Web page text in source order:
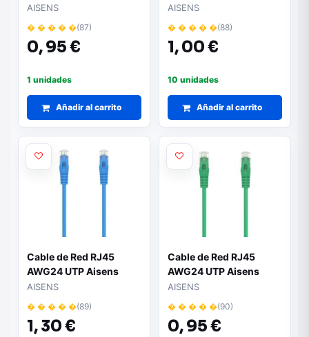
A145-0571 Cat.6A/
LSZH/ 30cm/ Azul
AISENS
� � � � �(87)
0,95 €
1 unidades
Añadir al carrito
A145-0572 Cat.6A/
LSZH/ 50cm/ Azul
AISENS
� � � � �(88)
1,00 €
10 unidades
Añadir al carrito
Cable de Red RJ45
AWG24 UTP Aisens
A145-0573 Cat.6A/
LSZH/ 1m/ Azul
AISENS
� � � � �(89)
1,30 €
Cable de Red RJ45
AWG24 UTP Aisens
A145-0577 Cat.6A/
LSZH/ 25cm/ Verde
AISENS
� � � � �(90)
0,95 €